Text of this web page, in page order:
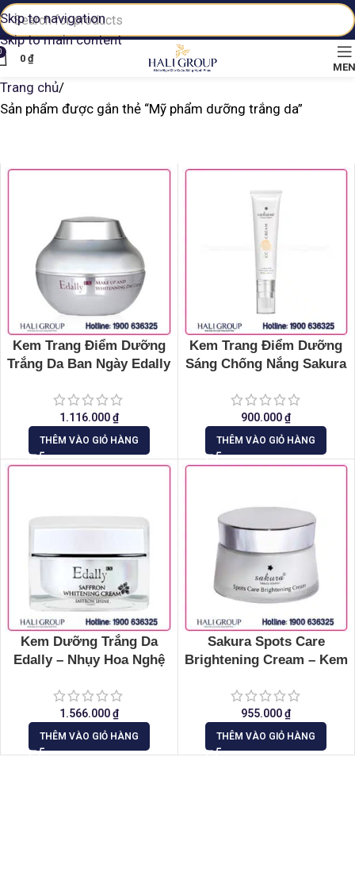
Skip to navigation
Skip to main content
0 ₫
Trang chủ
Sản phẩm được gắn thẻ “Mỹ phẩm dưỡng trắng da”
Kem Trang Điểm Dưỡng
Trắng Da Ban Ngày Edally
1.116.000₫
THÊM VÀO GIỎ HÀNG
Kem Trang Điểm Dưỡng
Sáng Chống Nắng Sakura
Control Base
900.000₫
THÊM VÀO GIỎ HÀNG
Kem Dưỡng Trắng Da
Edally – Nhụy Hoa Nghệ
1.566.000₫
THÊM VÀO GIỎ HÀNG
Sakura Spots Care
Brightening Cream – Kem
Nám
955.000₫
THÊM VÀO GIỎ HÀNG